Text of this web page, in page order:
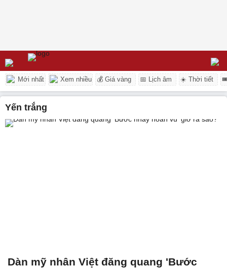
Mới nhất Xem nhiều 💰 Giá vàng 📅 Lịch âm ☀️ Thời tiết
yến trắng
Dàn mỹ nhân Việt đăng quang 'Bước